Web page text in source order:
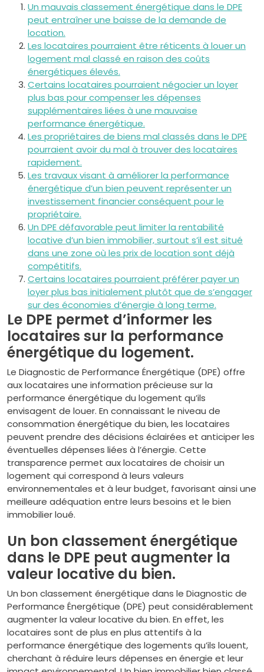
Un mauvais classement énergétique dans le DPE
peut entraîner une baisse de la demande de
location.
Les locataires pourraient être réticents à louer un
logement mal classé en raison des coûts
énergétiques élevés.
Certains locataires pourraient négocier un loyer
plus bas pour compenser les dépenses
supplémentaires liées à une mauvaise
performance énergétique.
Les propriétaires de biens mal classés dans le DPE
pourraient avoir du mal à trouver des locataires
rapidement.
Les travaux visant à améliorer la performance
énergétique d’un bien peuvent représenter un
investissement financier conséquent pour le
propriétaire.
Un DPE défavorable peut limiter la rentabilité
locative d’un bien immobilier, surtout s’il est situé
dans une zone où les prix de location sont déjà
compétitifs.
Certains locataires pourraient préférer payer un
loyer plus bas initialement plutôt que de s’engager
sur des économies d’énergie à long terme.
Le DPE permet d’informer les
locataires sur la performance
énergétique du logement.
Le Diagnostic de Performance Énergétique (DPE) offre
aux locataires une information précieuse sur la
performance énergétique du logement qu’ils
envisagent de louer. En connaissant le niveau de
consommation énergétique du bien, les locataires
peuvent prendre des décisions éclairées et anticiper les
éventuelles dépenses liées à l’énergie. Cette
transparence permet aux locataires de choisir un
logement qui correspond à leurs valeurs
environnementales et à leur budget, favorisant ainsi une
meilleure adéquation entre leurs besoins et le bien
immobilier loué.
Un bon classement énergétique
dans le DPE peut augmenter la
valeur locative du bien.
Un bon classement énergétique dans le Diagnostic de
Performance Énergétique (DPE) peut considérablement
augmenter la valeur locative du bien. En effet, les
locataires sont de plus en plus attentifs à la
performance énergétique des logements qu’ils louent,
cherchant à réduire leurs dépenses en énergie et leur